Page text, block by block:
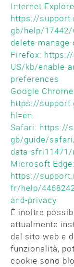
Internet
https://
gb/help/
delete-
Firefox:
US/kb/enable-
preferences
Google
https://
hl=en
Safari: https://
gb/guide/
data-sfri11471/
Microsoft Edge:
https://
fr/help/
and-privacy
È inoltre
attualmente
del sito web e
funzionalità,
cookie sono